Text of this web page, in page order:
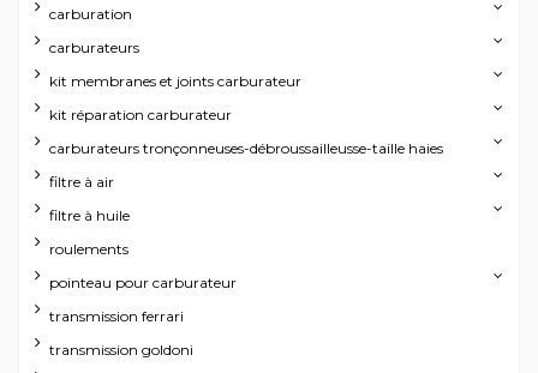
carburation
carburateurs
kit membranes et joints carburateur
kit réparation carburateur
carburateurs tronçonneuses-débroussailleusse-taille haies
filtre à air
filtre à huile
roulements
pointeau pour carburateur
transmission ferrari
transmission goldoni